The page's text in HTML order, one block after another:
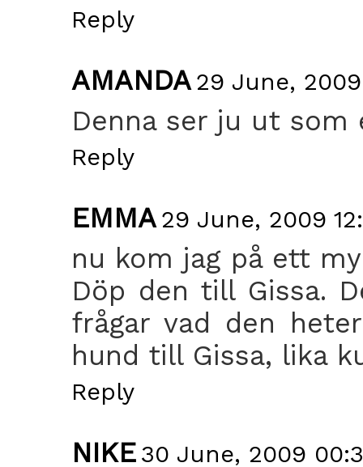
Reply
AMANDA 29 June,
Denna ser ju ut
Reply
EMMA 29 June, 2009
nu kom jag på ett
Döp den till Gissa.
frågar vad den
hund till Gissa, lika
Reply
NIKE 30 June, 2009